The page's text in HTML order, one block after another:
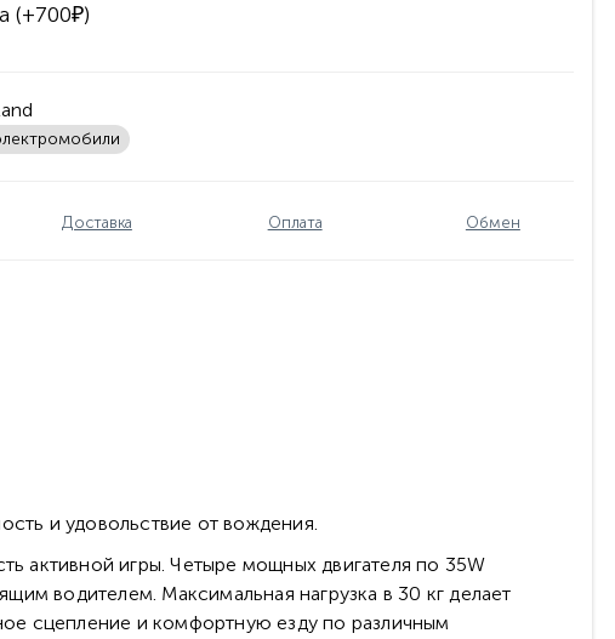
(+700₽)
Доставка Оплата Обмен
и удовольствие от вождения.
активной игры. Четыре мощных двигателя по 35W
водителем. Максимальная нагрузка в 30 кг делает
сцепление и комфортную езду по различным